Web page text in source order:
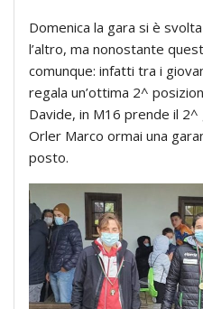
Domenica la gara si è
l’altro, ma nonostante
comunque: infatti tra i
regala un’ottima 2^
Davide, in M16 prende il
Orler Marco ormai una
posto.